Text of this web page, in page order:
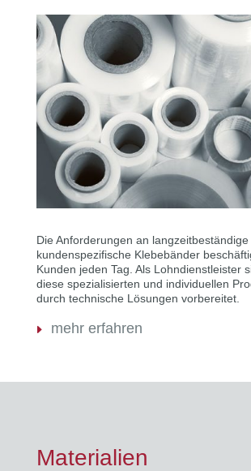
Die Anforderungen an langzeitbeständige
kundenspezifische Klebebänder
Kunden jeden Tag. Als Lohndienstleister
diese spezialisierten und individuellen
durch technische Lösungen vorbereitet.
mehr erfahren
Materialien